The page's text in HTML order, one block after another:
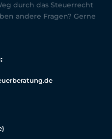
durch das Steuerrecht
andere Fragen? Gerne